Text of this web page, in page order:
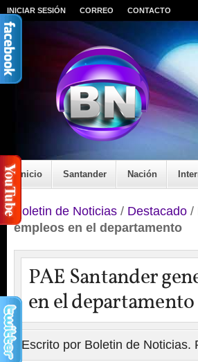
INICIAR SESIÓN CORREO CONTACTO
Inicio Santander Nación
Boletin de Noticias / Destacado /
empleos en el departamento
PAE Santander
en el departamento
Escrito por Boletin de Noticias.